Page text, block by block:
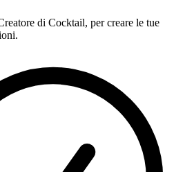
di Cocktail, per creare le tue